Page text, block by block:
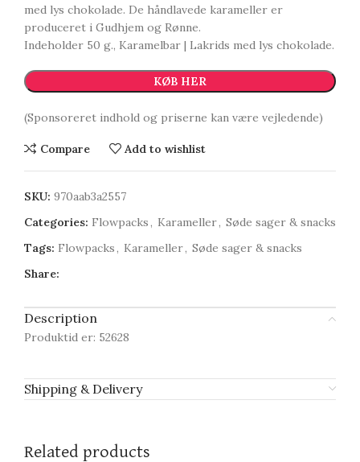
med lys chokolade. De håndlavede karameller er
produceret i Gudhjem og Rønne.
Indeholder 50 g., Karamelbar | Lakrids med lys chokolade.
KØB HER
(Sponsoreret indhold og priserne kan være vejledende)
Compare Add to wishlist
SKU: 970aab3a2557
Categories: Flowpacks, Karameller, Søde sager & snacks
Tags: Flowpacks, Karameller, Søde sager & snacks
Share:
Description
Produktid er: 52628
Shipping & Delivery
Related products